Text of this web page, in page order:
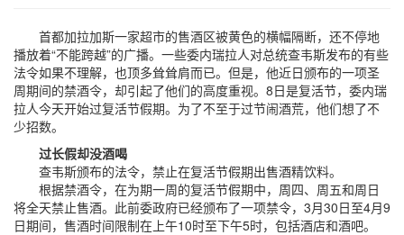
首都加拉加斯一家超市的售酒区被黄色的横幅隔断，还不停地
播放着“不能跨越”的广播。一些委内瑞拉人对总统查韦斯发布的有些
法令如果不理解，也顶多耸耸肩而已。但是，他近日颁布的一项圣
周期间的禁酒令，却引起了他们的高度重视。8日是复活节，委内瑞
拉人今天开始过复活节假期。为了不至于过节闹酒荒，他们想了不
少招数。
过长假却没酒喝
查韦斯颁布的法令，禁止在复活节假期出售酒精饮料。
根据禁酒令，在为期一周的复活节假期中，周四、周五和周日
将全天禁止售酒。此前委政府已经颁布了一项禁令，3月30日至4月9
日期间，售酒时间限制在上午10时至下午5时，包括酒店和酒吧。